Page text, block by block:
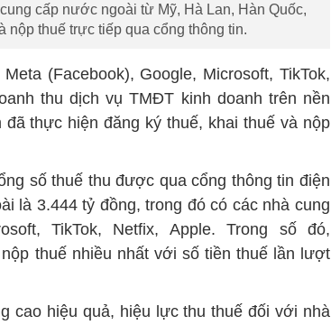
cấp nước ngoài từ Mỹ, Hà Lan, Hàn Quốc,
thuế trực tiếp qua cổng thông tin.
(Facebook), Google, Microsoft, TikTok,
thu dịch vụ TMĐT kinh doanh trên nền
thực hiện đăng ký thuế, khai thuế và nộp
số thuế thu được qua cổng thông tin điện
là 3.444 tỷ đồng, trong đó có các nhà cung
TikTok, Netfix, Apple. Trong số đó,
thuế nhiều nhất với số tiền thuế lần lượt
cao hiệu quả, hiệu lực thu thuế đối với nhà